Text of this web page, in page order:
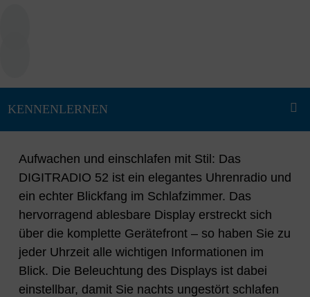
Aufwachen und einschlafen mit Stil: Das
DIGITRADIO 52 ist ein elegantes Uhrenradio und
ein echter Blickfang im Schlafzimmer. Das
hervorragend ablesbare Display erstreckt sich
über die komplette Gerätefront – so haben Sie zu
jeder Uhrzeit alle wichtigen Informationen im
Blick. Die Beleuchtung des Displays ist dabei
einstellbar, damit Sie nachts ungestört schlafen